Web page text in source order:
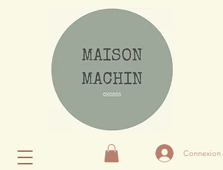
Connexion